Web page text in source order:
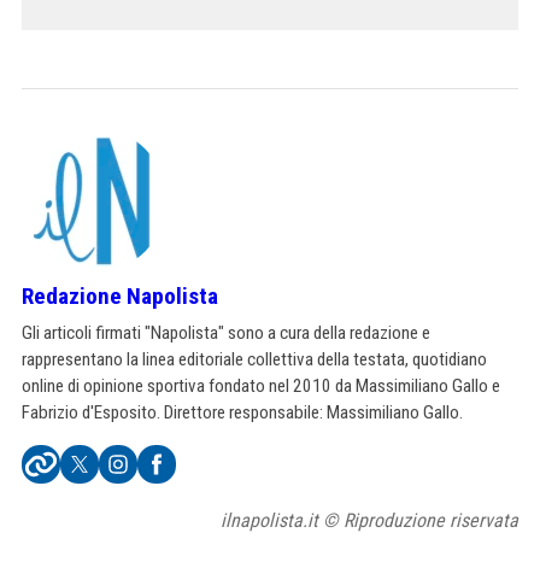
Redazione Napolista
Gli articoli firmati "Napolista" sono a cura della redazione e
rappresentano la linea editoriale collettiva della testata, quotidiano
online di opinione sportiva fondato nel 2010 da Massimiliano Gallo e
Fabrizio d'Esposito. Direttore responsabile: Massimiliano Gallo.
ilnapolista.it © Riproduzione riservata